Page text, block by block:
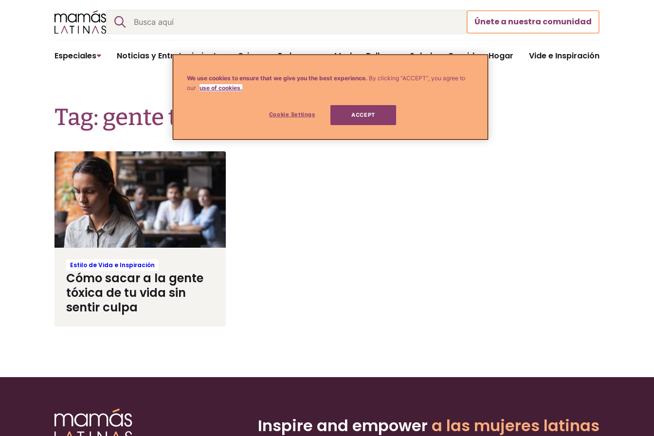
Buscar
Únete a nuestra comunidad
Especiales Noticias y Entretenimiento Crianza y Embarazo Moda y Belleza Salud Comida y Hogar Vide e Inspiración
Tag: gente tóxica
Estilo de Vida e Inspiración
Cómo sacar a la gente
tóxica de tu vida sin
sentir culpa
Inspire and empower a las mujeres latinas
We use cookies to ensure that we give you the best experience. By clicking “ACCEPT”, you agree to
our use of cookies.
Cookie Settings ACCEPT